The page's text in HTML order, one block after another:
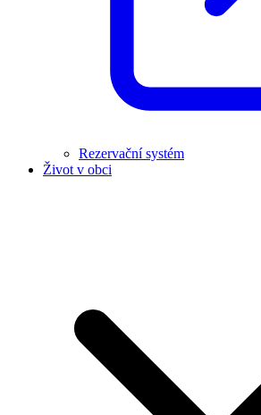
Rezervační systém
Život v obci